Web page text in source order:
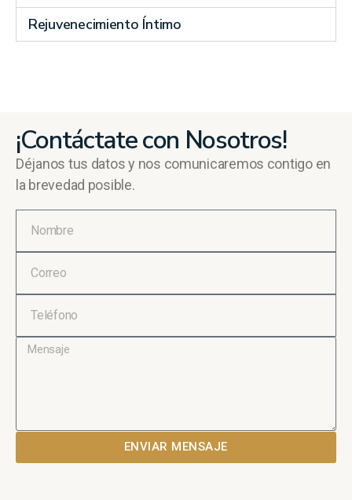
Rejuvenecimiento Íntimo
¡Contáctate con Nosotros!
Déjanos tus datos y nos comunicaremos contigo en
la brevedad posible.
ENVIAR MENSAJE